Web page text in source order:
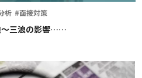
析 #面接対策
〜三浪の影響……